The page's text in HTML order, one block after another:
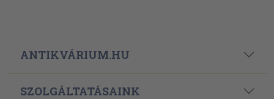
ANTIKVÁRIUM.HU
SZOLGÁLTATÁSAINK